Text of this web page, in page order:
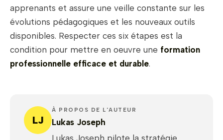
apprenants et assure une veille constante sur les
évolutions pédagogiques et les nouveaux outils
disponibles. Respecter ces six étapes est la
condition pour mettre en oeuvre une formation
professionnelle efficace et durable.
LJ
À PROPOS DE L'AUTEUR
Lukas Joseph